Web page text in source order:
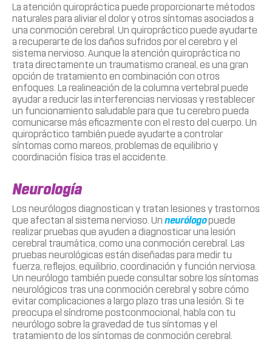
La atención quiropráctica puede proporcionarte métodos
naturales para aliviar el dolor y otros síntomas asociados a
una conmoción cerebral. Un quiropráctico puede ayudarte
a recuperarte de los daños sufridos por el cerebro y el
sistema nervioso. Aunque la atención quiropráctica no
trata directamente un traumatismo craneal, es una gran
opción de tratamiento en combinación con otros
enfoques. La realineación de la columna vertebral puede
ayudar a reducir las interferencias nerviosas y restablecer
un funcionamiento saludable para que tu cerebro pueda
comunicarse más eficazmente con el resto del cuerpo. Un
quiropráctico también puede ayudarte a controlar
síntomas como mareos, problemas de equilibrio y
coordinación física tras el accidente.
Neurología
Los neurólogos diagnostican y tratan lesiones y trastornos
que afectan al sistema nervioso. Un neurólogopuede
realizar pruebas que ayuden a diagnosticar una lesión
cerebral traumática, como una conmoción cerebral. Las
pruebas neurológicas están diseñadas para medir tu
fuerza, reflejos, equilibrio, coordinación y función nerviosa.
Un neurólogo también puede consultar sobre los síntomas
neurológicos tras una conmoción cerebral y sobre cómo
evitar complicaciones a largo plazo tras una lesión. Si te
preocupa el síndrome postconmocional, habla con tu
neurólogo sobre la gravedad de tus síntomas y el
tratamiento de los síntomas de conmoción cerebral.